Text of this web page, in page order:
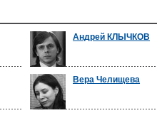
Андрей КЛЫЧКОВ
Вера Челищева